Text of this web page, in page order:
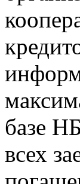
базе
всех